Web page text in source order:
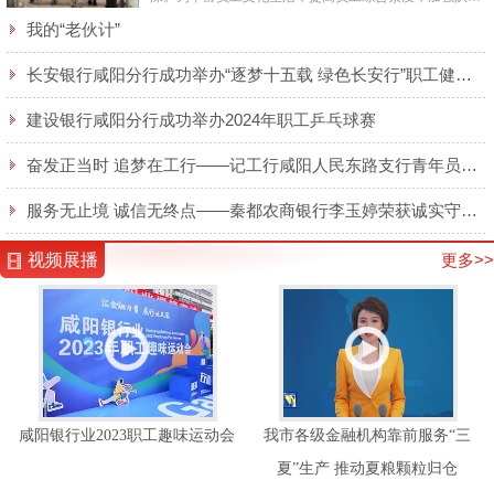
我的“老伙计”
长安银行咸阳分行成功举办“逐梦十五载 绿色长安行”职工健步走活动
建设银行咸阳分行成功举办2024年职工乒乓球赛
奋发正当时 追梦在工行——记工行咸阳人民东路支行青年员工侯梦莹
服务无止境 诚信无终点——秦都农商银行李玉婷荣获诚实守信类“秦都好人”表彰
视频展播 更多>>
咸阳银行业2023职工趣味运动会
我市各级金融机构靠前服务“三
夏”生产 推动夏粮颗粒归仓